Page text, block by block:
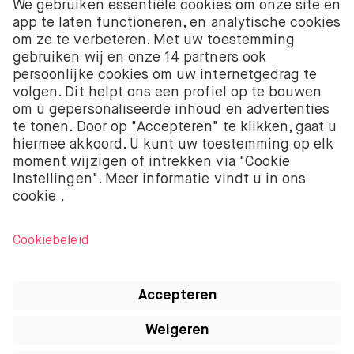
De beleggingsdiensten van BUX met betrekking tot
aandelen en ETF’s worden aangeboden door BUX B.V.
BUX B.V. is geregistreerd bij de Kamer van
Koophandel onder nummer 58403949. BUX B.V. staat
onder toezicht van de Autoriteit Financiële Markten
(AFM).
BUX B.V. verstrekt geen beleggingsadvies en
beleggers moeten hun eigen beleggingsbeslissingen
nemen of onafhankelijk advies inwinnen. Beleggen
kent risico’s. De waarde van beleggingen kan zowel
iTunes zijn handelsmerken van Apple Inc.
een handelsmerk van Apple Inc. App Store is een